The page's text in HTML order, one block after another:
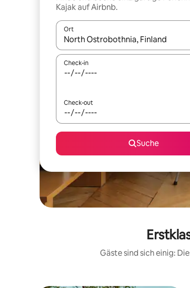
Kajak auf Airbnb.
Ort
Wenn Ergebnisse verfügbar sind,
Check-in
Check-out
Suche
Gäste sind sich einig: